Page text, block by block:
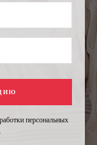
персональных
.